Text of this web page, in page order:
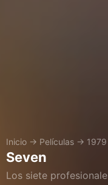
Inicio → Películas → 1979
Seven
Los siete